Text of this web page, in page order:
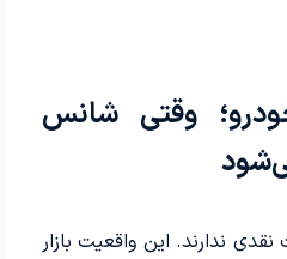
وقتی شانس
ندارند. این واقعیت بازار